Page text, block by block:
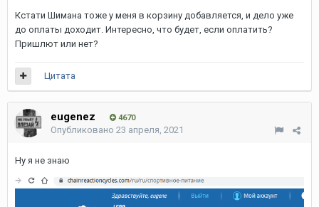
Кстати Шимана тоже у меня в корзину добавляется, и дело уже
до оплаты доходит. Интересно, что будет, если оплатить?
Пришлют или нет?
Цитата
eugenez 4670
Опубликовано 23 апреля, 2021
Ну я не знаю